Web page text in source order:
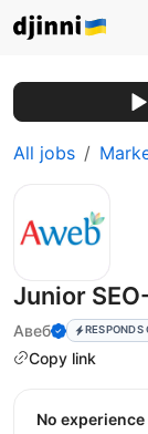
All jobs
Junior
Авеб
RESPONDS
Copy link
No experience